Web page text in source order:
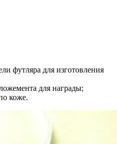
футляра для изготовления
для награды;
коже.